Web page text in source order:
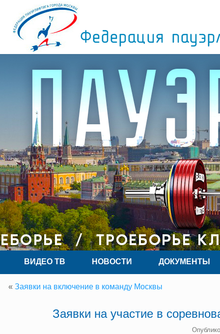
ВИДЕО ТВ НОВОСТИ ДОКУМЕНТЫ
« Заявки на включение в команду Москвы
Заявки на участие в